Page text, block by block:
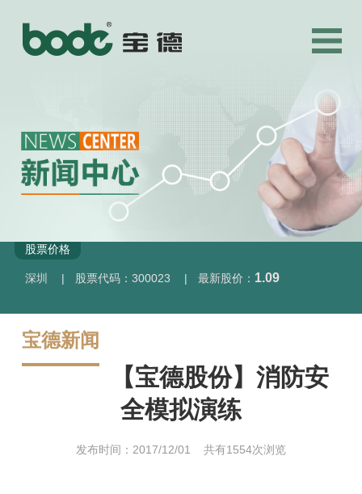
股票价格
深圳 | 股票代码：300023 | 最新股价： 1.09
宝德新闻
【宝德股份】消防安
全模拟演练
发布时间：2017/12/01 共有1554次浏览